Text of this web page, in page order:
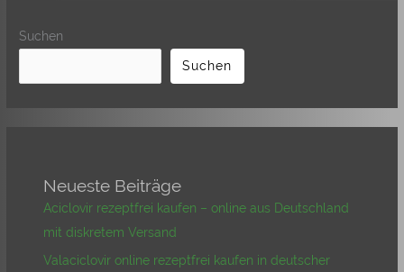
Suchen
Suchen
Neueste Beiträge
Aciclovir rezeptfrei kaufen – online aus Deutschland
mit diskretem Versand
Valaciclovir online rezeptfrei kaufen in deutscher